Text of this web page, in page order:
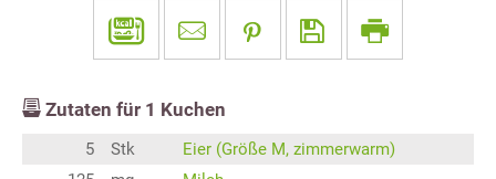
Zutaten für 1 Kuchen
5 Stk
Eier (Größe M, zimmerwarm)